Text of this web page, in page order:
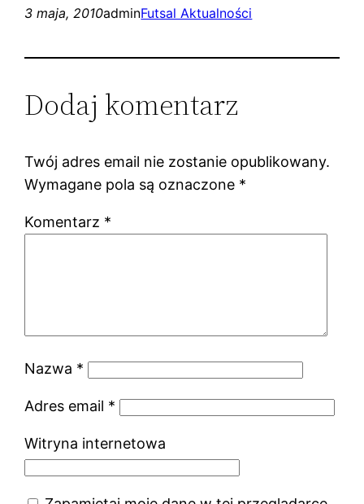
3 maja, 2010adminFutsal Aktualności
Dodaj komentarz
Twój adres email nie zostanie opublikowany.
Wymagane pola są oznaczone *
Komentarz *
Nazwa *
Adres email *
Witryna internetowa